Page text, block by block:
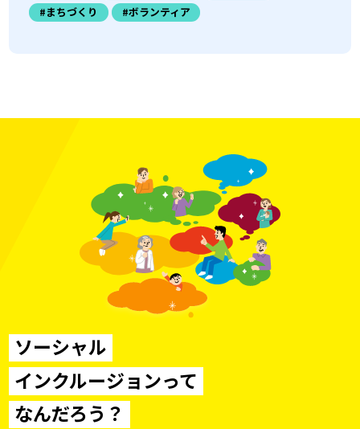
#まちづくり
#ボランティア
ソーシャル
インクルージョンって
なんだろう？